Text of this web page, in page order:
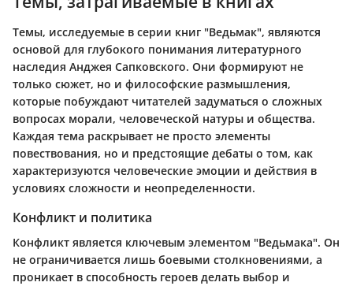
Темы, исследуемые в серии книг "Ведьмак", являются
основой для глубокого понимания литературного
наследия Анджея Сапковского. Они формируют не
только сюжет, но и философские размышления,
которые побуждают читателей задуматься о сложных
вопросах морали, человеческой натуры и общества.
Каждая тема раскрывает не просто элементы
повествования, но и предстоящие дебаты о том, как
характеризуются человеческие эмоции и действия в
условиях сложности и неопределенности.
Конфликт и политика
Конфликт является ключевым элементом "Ведьмака". Он
не ограничивается лишь боевыми столкновениями, а
проникает в способность героев делать выбор и